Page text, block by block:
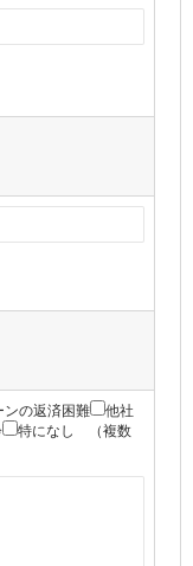
ンの返済困難
他社
特になし
（複数